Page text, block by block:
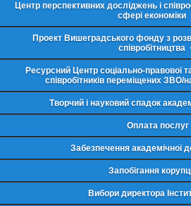
Центр перспективних досліджень і
сфері економіки
Проект Вишеградського фонду з
співробітництва
Ресурсний Центр соціально-правової
співробітників переміщених ЗВО/
Творчий і науковий спадок
Оплата послуг
Забезпечення академічної
Запобігання
Вибори директора